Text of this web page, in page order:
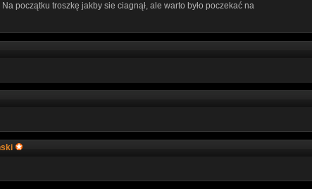
początku troszkę jakby sie ciagnął, ale warto było poczekać na